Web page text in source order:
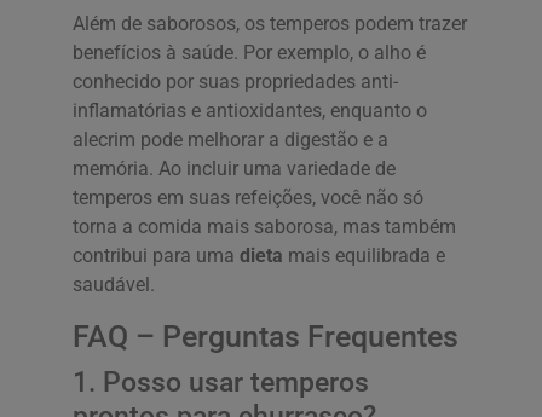
Além de saborosos, os temperos podem trazer
benefícios à saúde. Por exemplo, o alho é
conhecido por suas propriedades anti-
inflamatórias e antioxidantes, enquanto o
alecrim pode melhorar a digestão e a
memória. Ao incluir uma variedade de
temperos em suas refeições, você não só
torna a comida mais saborosa, mas também
contribui para uma dieta mais equilibrada e
saudável.
FAQ – Perguntas Frequentes
1. Posso usar temperos